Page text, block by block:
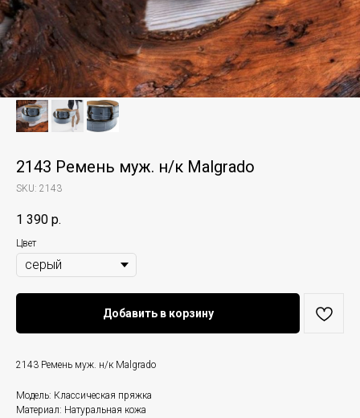
2143 Ремень муж. н/к Malgrado
SKU: 2143
1 390 р.
Цвет
Добавить в корзину
2143 Ремень муж. н/к Malgrado
Модель: Классическая пряжка
Материал: Натуральная кожа